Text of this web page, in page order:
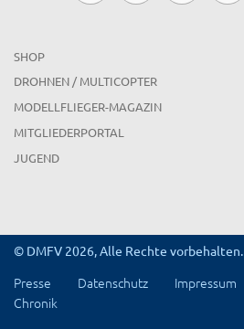
SHOP
DROHNEN / MULTICOPTER
MODELLFLIEGER-MAGAZIN
MITGLIEDERPORTAL
JUGEND
© DMFV 2026, Alle Rechte vorbehalten.
Presse Datenschutz Impressum
Chronik